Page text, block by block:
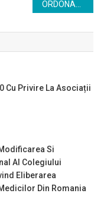
Cu Privire La Asociații
Si
Al Colegiului
Eliberarea
Din Romania